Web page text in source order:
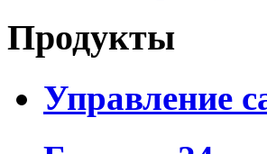
Продукты
Управление